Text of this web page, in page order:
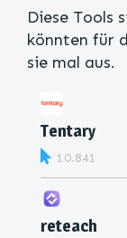
Diese Tools
könnten für
sie mal aus.
Tentary
10.841
reteach